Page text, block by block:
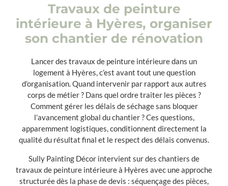
Travaux de peinture
intérieure à Hyères, organiser
son chantier de rénovation
Lancer des travaux de peinture intérieure dans un
logement à Hyères, c’est avant tout une question
d’organisation. Quand intervenir par rapport aux autres
corps de métier ? Dans quel ordre traiter les pièces ?
Comment gérer les délais de séchage sans bloquer
l’avancement global du chantier ? Ces questions,
apparemment logistiques, conditionnent directement la
qualité du résultat final et le respect des délais convenus.
Sully Painting Décor intervient sur des chantiers de
travaux de peinture intérieure à Hyères avec une approche
structurée dès la phase de devis : séquençage des pièces,